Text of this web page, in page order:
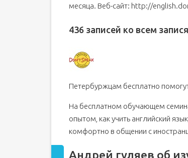
месяца. Веб-сайт: http://
436 записей ко всем
Петербуржцам бесплатно
На бесплатном обучающем
опытом, как учить английский
комфортно в общении с
Андрей гуляев об